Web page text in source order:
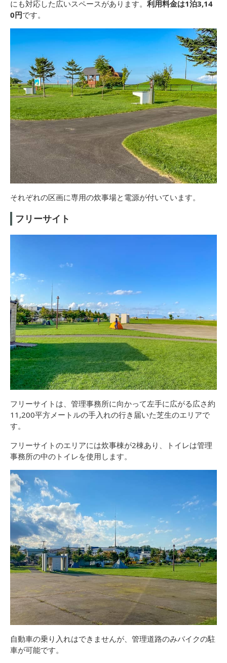
にも対応した広いスペースがあります。 利用料金は1泊3,14
0円です。
それぞれの区画に専用の炊事場と電源が付いています。
フリーサイト
フリーサイトは、管理事務所に向かって左手に広がる広さ約
11,200平方メートルの手入れの行き届いた芝生のエリアで
す。
フリーサイトのエリアには炊事棟が2棟あり、トイレは管理
事務所の中のトイレを使用します。
自動車の乗り入れはできませんが、管理道路のみバイクの駐
車が可能です。